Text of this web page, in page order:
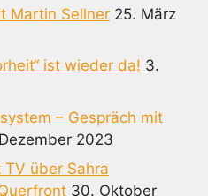
Martin Sellner 25. März
ist wieder da! 3.
– Gespräch mit
2023
über Sahra
30. Oktober